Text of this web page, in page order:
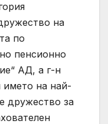
на
по
пенсионно
АД, а г-н
на най-
дружество за